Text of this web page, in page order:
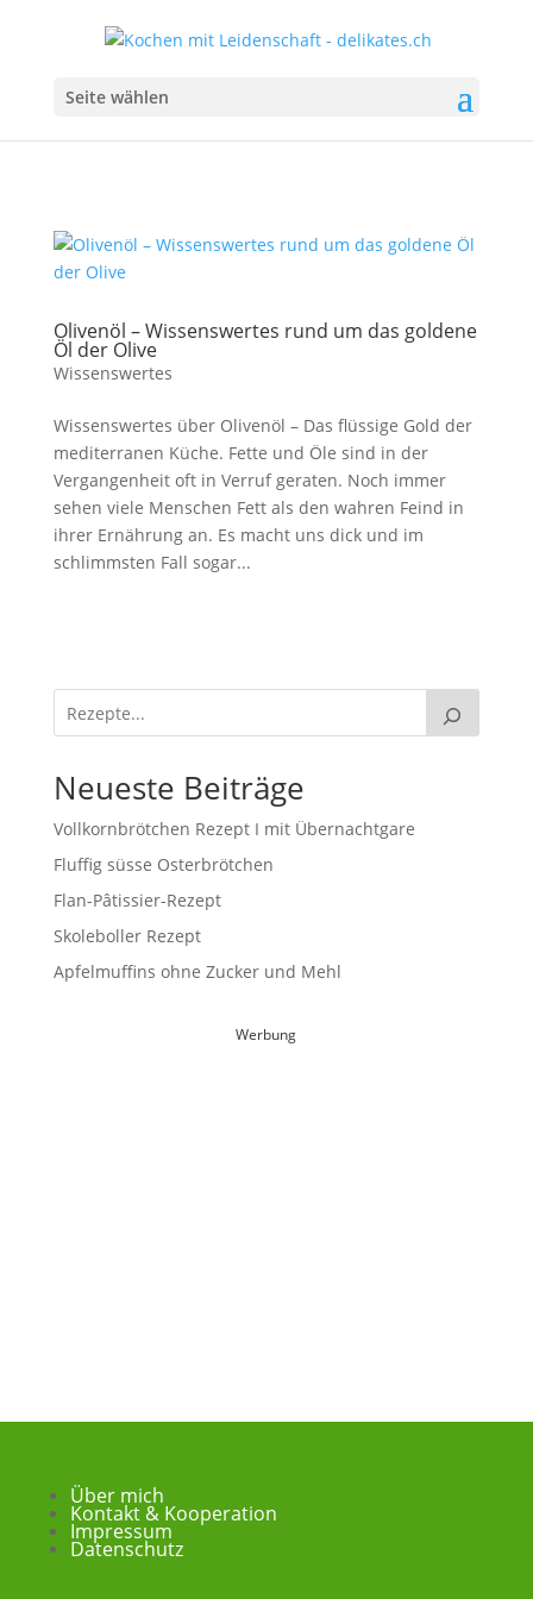
Seite wählen
Olivenöl – Wissenswertes rund um das goldene
Öl der Olive
Wissenswertes
Wissenswertes über Olivenöl – Das flüssige Gold der
mediterranen Küche. Fette und Öle sind in der
Vergangenheit oft in Verruf geraten. Noch immer
sehen viele Menschen Fett als den wahren Feind in
ihrer Ernährung an. Es macht uns dick und im
schlimmsten Fall sogar...
Neueste Beiträge
Vollkornbrötchen Rezept I mit Übernachtgare
Fluffig süsse Osterbrötchen
Flan-Pâtissier-Rezept
Skoleboller Rezept
Apfelmuffins ohne Zucker und Mehl
Werbung
Über mich
Kontakt & Kooperation
Impressum
Datenschutz